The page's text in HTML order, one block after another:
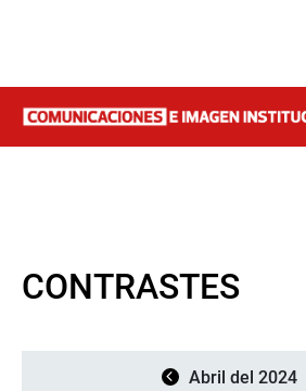
CONTRASTES
Abril del 2024